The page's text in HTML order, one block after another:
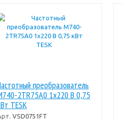
преобразователь
2TR75A0 1х220 В 0,75
TESK
VSD0751FT